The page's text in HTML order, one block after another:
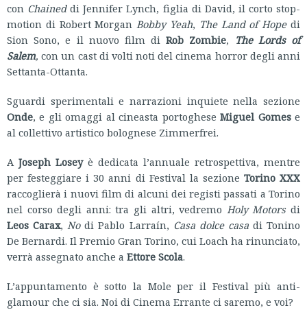
con Chaineddi Jennifer Lynch, figlia di David, il corto stop-
motion di Robert Morgan Bobby Yeah, The Land of Hopedi
Sion Sono, e il nuovo film diRob Zombie, The Lords of
Salem, con un cast di volti noti del cinema horror degli anni
Settanta-Ottanta.
Sguardi sperimentali e narrazioni inquiete nella sezione
Onde, e gli omaggi al cineasta portogheseMiguel Gomese
al collettivo artistico bolognese Zimmerfrei.
A Joseph Loseyè dedicata l’annuale retrospettiva, mentre
per festeggiare i 30 anni di Festival la sezione Torino XXX
raccoglierà i nuovi film di alcuni dei registi passati a Torino
nel corso degli anni: tra gli altri, vedremo Holy Motorsdi
Leos Carax, Nodi Pablo Larraín, Casa dolce casadi Tonino
De Bernardi. Il Premio Gran Torino, cui Loach ha rinunciato,
verrà assegnato anche a Ettore Scola.
L’appuntamento è sotto la Mole per il Festival più anti-
glamour che ci sia. Noi di Cinema Errante ci saremo, e voi?